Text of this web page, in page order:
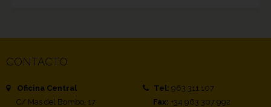
CONTACTO
Oficina Central
C/ Mas del Bombo, 17
Tel: 963 311 107
Fax: +34 963 307 992